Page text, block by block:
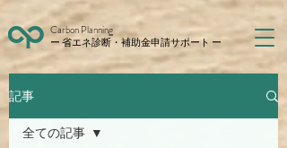
Carbon Planning
ー 省エネ診断・補助金申請サポート ー
記事
全ての記事